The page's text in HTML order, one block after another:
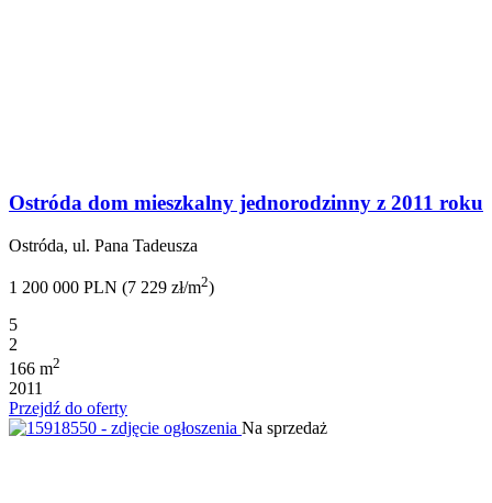
Ostróda dom mieszkalny jednorodzinny z 2011 roku
Ostróda, ul. Pana Tadeusza
1 200 000 PLN (7 229 zł/m2)
5
2
166 m2
2011
Przejdź do oferty
Na sprzedaż